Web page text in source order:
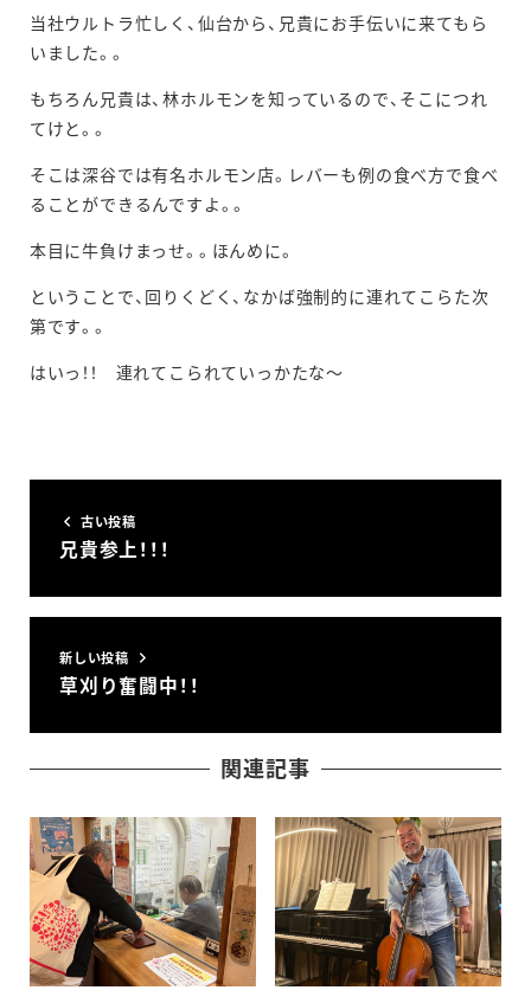
当社ウルトラ忙しく、仙台から、兄貴にお手伝いに来てもら
いました。。
もちろん兄貴は、林ホルモンを知っているので、そこにつれ
てけと。。
そこは深谷では有名ホルモン店。レバーも例の食べ方で食べ
ることができるんですよ。。
本目に牛負けまっせ。。ほんめに。
ということで、回りくどく、なかば強制的に連れてこらた次
第です。。
はいっ！！ 連れてこられていっかたな～
古い投稿
兄貴参上！！！
新しい投稿
草刈り奮闘中！！
関連記事